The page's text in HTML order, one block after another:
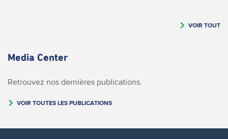
VOIR TOUT
Media Center
Retrouvez nos dernières publications.
VOIR TOUTES LES PUBLICATIONS